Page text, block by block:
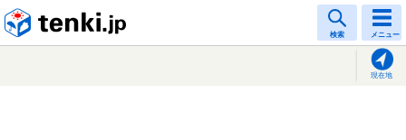
検索 メニュー
現在地